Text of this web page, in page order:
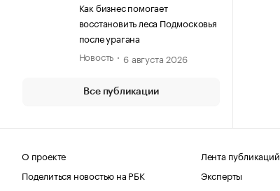
Как бизнес помогает
восстановить леса Подмосковья
после урагана
Новость
6 августа 2026
Все публикации
О проекте
Поделиться новостью на РБК
Лента публикаций
Эксперты